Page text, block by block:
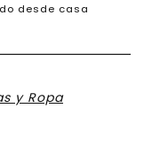
desde casa
y Ropa